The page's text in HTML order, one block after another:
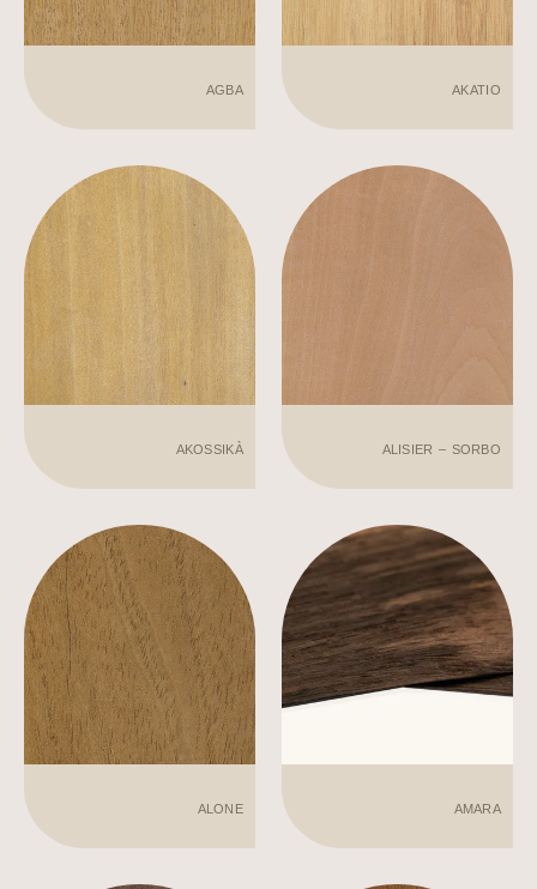
AGBA AKATIO
AKOSSIKÀ ALISIER – SORBO
ALONE AMARA